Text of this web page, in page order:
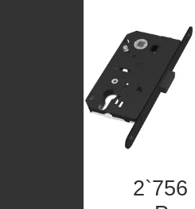
2`756